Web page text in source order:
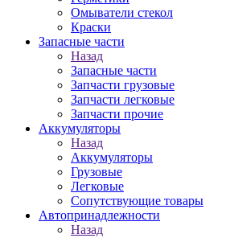
Омыватели стекол
Краски
Запасные части
Назад
Запасные части
Запчасти грузовые
Запчасти легковые
Запчасти прочие
Аккумуляторы
Назад
Аккумуляторы
Грузовые
Легковые
Сопутствующие товары
Автопринадлежности
Назад